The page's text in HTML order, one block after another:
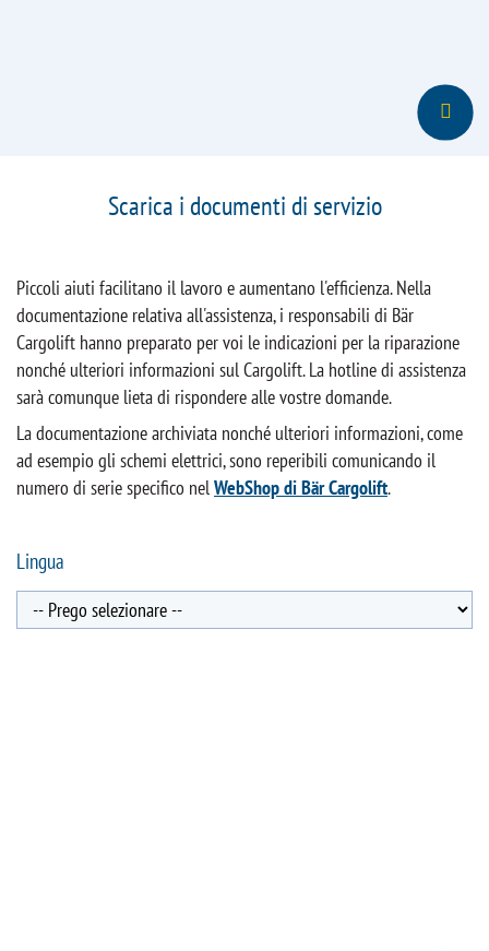
Scarica i documenti di servizio
Piccoli aiuti facilitano il lavoro e aumentano l'efficienza. Nella
documentazione relativa all'assistenza, i responsabili di Bär
Cargolift hanno preparato per voi le indicazioni per la riparazione
nonché ulteriori informazioni sul Cargolift. La hotline di assistenza
sarà comunque lieta di rispondere alle vostre domande.
La documentazione archiviata nonché ulteriori informazioni, come
ad esempio gli schemi elettrici, sono reperibili comunicando il
numero di serie specifico nelWebShop di Bär Cargolift.
Lingua